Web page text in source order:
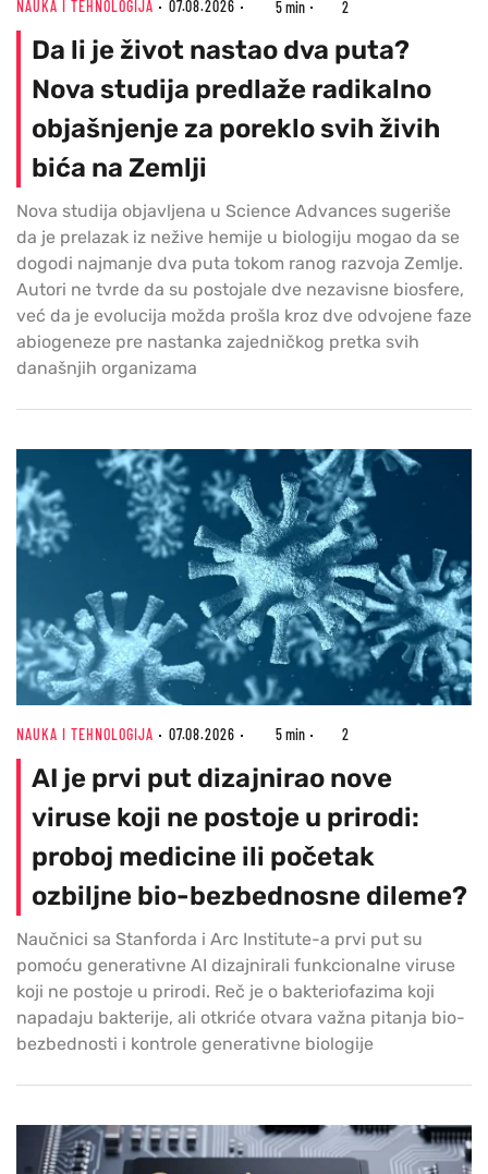
NAUKA I TEHNOLOGIJA 07.08.2026 5 min 2
Da li je život nastao dva puta?
Nova studija predlaže radikalno
objašnjenje za poreklo svih živih
bića na Zemlji
Nova studija objavljena u Science Advances sugeriše
da je prelazak iz nežive hemije u biologiju mogao da se
dogodi najmanje dva puta tokom ranog razvoja Zemlje.
Autori ne tvrde da su postojale dve nezavisne biosfere,
već da je evolucija možda prošla kroz dve odvojene faze
abiogeneze pre nastanka zajedničkog pretka svih
današnjih organizama
NAUKA I TEHNOLOGIJA 07.08.2026 5 min 2
AI je prvi put dizajnirao nove
viruse koji ne postoje u prirodi:
proboj medicine ili početak
ozbiljne bio-bezbednosne dileme?
Naučnici sa Stanforda i Arc Institute-a prvi put su
pomoću generativne AI dizajnirali funkcionalne viruse
koji ne postoje u prirodi. Reč je o bakteriofazima koji
napadaju bakterije, ali otkriće otvara važna pitanja bio-
bezbednosti i kontrole generativne biologije